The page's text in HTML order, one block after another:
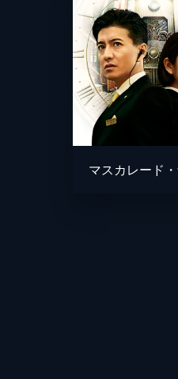
マスカレード